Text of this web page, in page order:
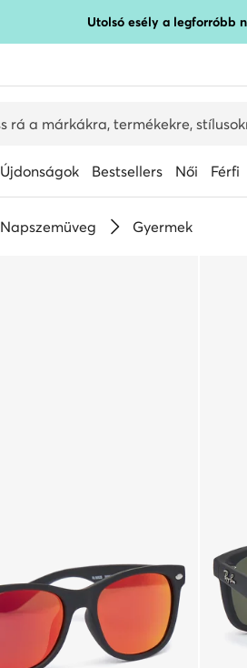
Utolsó esély a legforróbb
Újdonságok Bestsellers Női Férfi
Napszemüveg Gyermek